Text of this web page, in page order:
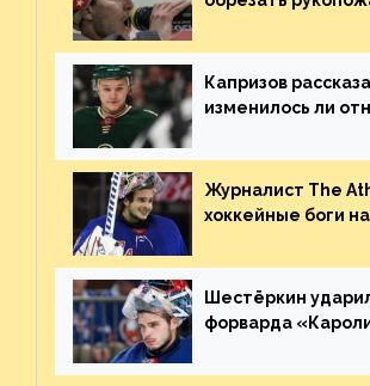
Плохая работа,
Капризов
изменилось ли
Украине
Журналист The
хоккейные боги
великолепную
Шестёркин
форварда
пятаке. Видео